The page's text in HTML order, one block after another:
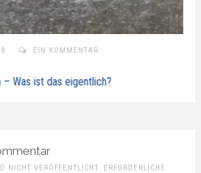
EIN KOMMENTAR
– Was ist das eigentlich?
NICHT VERÖFFENTLICHT. ERFORDERLICHE